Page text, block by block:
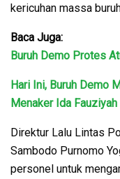
kericuhan massa
Baca Juga:
Buruh Demo Protes
Hari Ini, Buruh Demo
Menaker Ida Fauziyah
Direktur Lalu Lintas
Sambodo Purnomo
personel untuk